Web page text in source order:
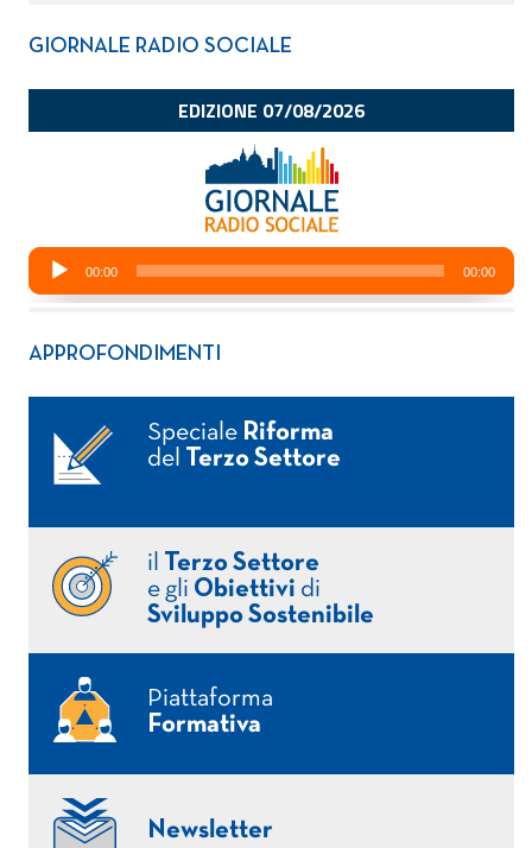
GIORNALE RADIO SOCIALE
APPROFONDIMENTI
Speciale Riforma
del
Terzo Settore
il
Terzo Settore
e gli Obiettivi di
Sviluppo Sostenibile
Piattaforma
Formativa
Newsletter